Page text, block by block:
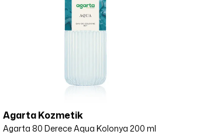
Agarta Kozmetik
Agarta 80 Derece Aqua Kolonya 200 ml